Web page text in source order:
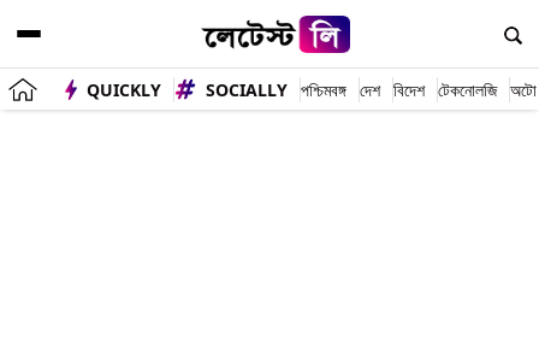
QUICKLY SOCIALLY পশ্চিমবঙ্গ দেশ বিদেশ টেকনোলজি অটো